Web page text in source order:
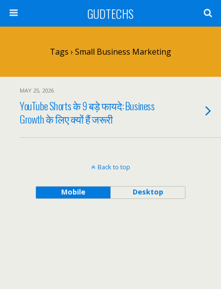
GUDTECHS
Tags › Small Business Marketing
MAY 25, 2026
YouTube Shorts के 9 बड़े फायदे: Business
Growth के लिए क्यों हैं जरूरी
Back to top
Mobile Desktop